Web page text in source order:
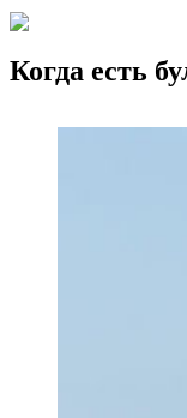
Когда есть